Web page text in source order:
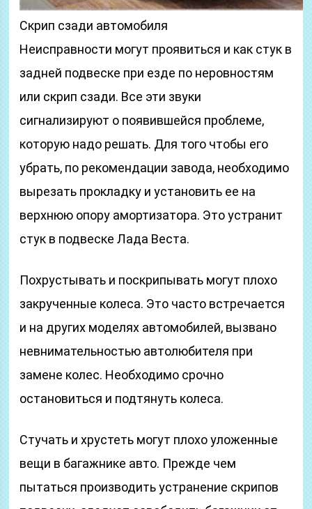
Скрип сзади автомобиля
Неисправности могут проявиться и как стук в
задней подвеске при езде по неровностям
или скрип сзади. Все эти звуки
сигнализируют о появившейся проблеме,
которую надо решать. Для того чтобы его
убрать, по рекомендации завода, необходимо
вырезать прокладку и установить ее на
верхнюю опору амортизатора. Это устранит
стук в подвеске Лада Веста.
Похрустывать и поскрипывать могут плохо
закрученные колеса. Это часто встречается
и на других моделях автомобилей, вызвано
невнимательностью автолюбителя при
замене колес. Необходимо срочно
остановиться и подтянуть колеса.
Стучать и хрустеть могут плохо уложенные
вещи в багажнике авто. Прежде чем
пытаться производить устранение скрипов